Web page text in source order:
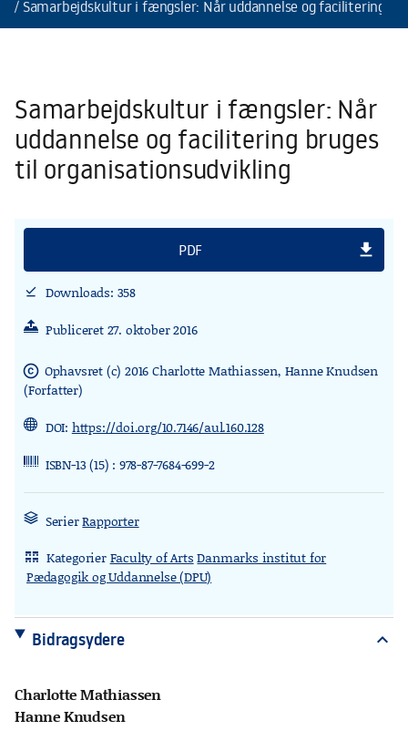
Samarbejdskultur i fængsler: Når uddannelse og facilitering
Samarbejdskultur i fængsler: Når
uddannelse og facilitering bruges
til organisationsudvikling
PDF file_download
download_done
Downloads: 358
Publiceret 27. oktober 2016
copyright Ophavsret (c) 2016 Charlotte Mathiassen, Hanne Knudsen
(Forfatter)
DOI: https://doi.org/10.7146/aul.160.128
ISBN-13 (15) : 978-87-7684-699-2
SerierRapporter
rdl_stand_desk KategorierFaculty of Arts Danmarks institut for
Pædagogik og Uddannelse (DPU)
Bidragsydere expand_more
Charlotte Mathiassen
Hanne Knudsen